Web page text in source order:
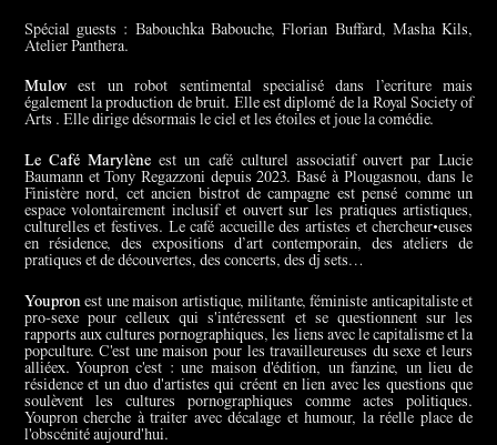
Spécial guests : Babouchka Babouche, Florian Buffard, Masha Kils,
Atelier Panthera.
Mulovest un robot sentimental specialisé dans l’ecriture mais
également la production de bruit. Elle est diplomé de la Royal Society of
Arts . Elle dirige désormais le ciel et les étoiles et joue la comédie.
Le Café Marylèneest un café culturel associatif ouvert par Lucie
Baumann et Tony Regazzoni depuis 2023. Basé à Plougasnou, dans le
Finistère nord, cet ancien bistrot de campagne est pensé comme un
espace volontairement inclusif et ouvert sur les pratiques artistiques,
culturelles et festives. Le café accueille des artistes et chercheur•euses
en résidence, des expositions d’art contemporain, des ateliers de
pratiques et de découvertes, des concerts, des dj sets…
Youpronest une maison artistique, militante, féministe anticapitaliste et
pro-sexe pour celleux qui s'intéressent et se questionnent sur les
rapports aux cultures pornographiques, les liens avec le capitalisme et la
popculture. C'est une maison pour les travailleureuses du sexe et leurs
alliéex. Youpron c'est : une maison d'édition, un fanzine, un lieu de
résidence et un duo d'artistes qui créent en lien avec les questions que
soulèvent les cultures pornographiques comme actes politiques.
Youpron cherche à traiter avec décalage et humour, la réelle place de
l'obscénité aujourd'hui.